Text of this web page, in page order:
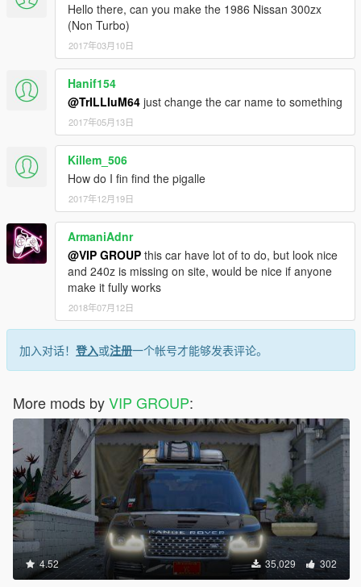
Hello there, can you make the 1986 Nissan 300zx
(Non Turbo)
2017年03月10日
Hanif154
@TrILLIuM64 just change the car name to something
2017年05月13日
Killem_506
How do I fin find the pigalle
2017年12月19日
ArmaniAdnr
@VIP GROUP this car have lot of to do, but look nice
and 240z is missing on site, would be nice if anyone
make it fully works
2018年07月12日
加入对话！ 登入或注册一个帐号才能够发表评论。
More mods byVIP GROUP:
4.52 35,029 302